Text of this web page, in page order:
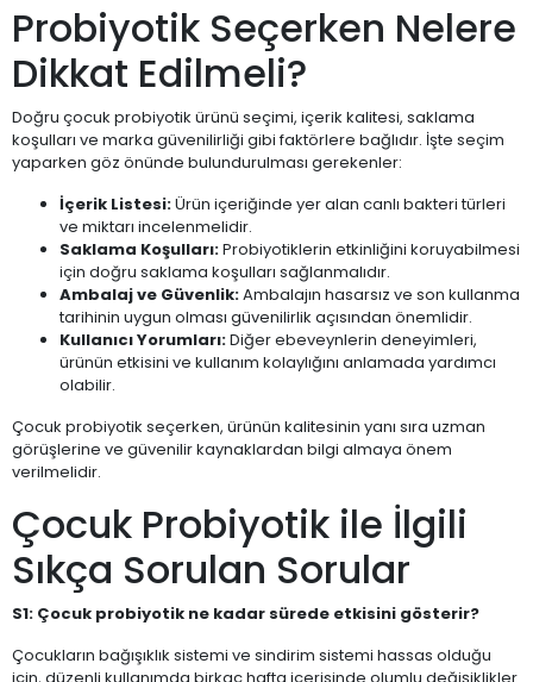
Probiyotik Seçerken Nelere
Dikkat Edilmeli?
Doğru çocuk probiyotik ürünü seçimi, içerik kalitesi, saklama
koşulları ve marka güvenilirliği gibi faktörlere bağlıdır. İşte seçim
yaparken göz önünde bulundurulması gerekenler:
İçerik Listesi:Ürün içeriğinde yer alan canlı bakteri türleri
ve miktarı incelenmelidir.
Saklama Koşulları:Probiyotiklerin etkinliğini koruyabilmesi
için doğru saklama koşulları sağlanmalıdır.
Ambalaj ve Güvenlik:Ambalajın hasarsız ve son kullanma
tarihinin uygun olması güvenilirlik açısından önemlidir.
Kullanıcı Yorumları:Diğer ebeveynlerin deneyimleri,
ürünün etkisini ve kullanım kolaylığını anlamada yardımcı
olabilir.
Çocuk probiyotik seçerken, ürünün kalitesinin yanı sıra uzman
görüşlerine ve güvenilir kaynaklardan bilgi almaya önem
verilmelidir.
Çocuk Probiyotik ile İlgili
Sıkça Sorulan Sorular
S1: Çocuk probiyotik ne kadar sürede etkisini gösterir?
Çocukların bağışıklık sistemi ve sindirim sistemi hassas olduğu